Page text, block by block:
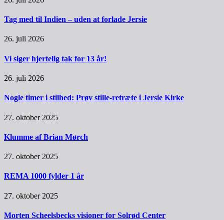
Tag med til Indien – uden at forlade Jersie
26. juli 2026
Vi siger hjertelig tak for 13 år!
26. juli 2026
Nogle timer i stilhed: Prøv stille-retræte i Jersie Kirke
27. oktober 2025
Klumme af Brian Mørch
27. oktober 2025
REMA 1000 fylder 1 år
27. oktober 2025
Morten Scheelsbecks visioner for Solrød Center